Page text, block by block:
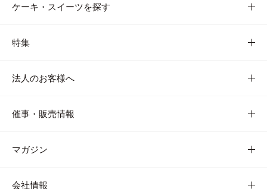
ケーキ・スイーツを探す
特集
法人のお客様へ
催事・販売情報
マガジン
会社情報